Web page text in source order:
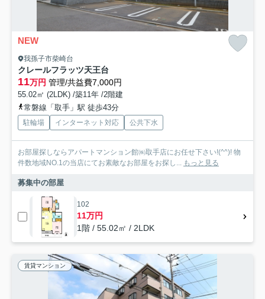
NEW
我孫子市柴崎台
クレールフラッツ天王台
11万円 管理/共益費7,000円
55.02㎡ (2LDK) /築11年 /2階建
常磐線「取手」駅 徒歩43分
駐輪場 インターネット対応 公共下水
お部屋探しならアパートマンション館㈱取手店にお任せ下さい!(^^)! 物
件数地域NO.1の当店にてお素敵なお部屋をお探し... もっと見る
募集中の部屋
102
11万円
1階 / 55.02㎡ / 2LDK
賃貸マンション